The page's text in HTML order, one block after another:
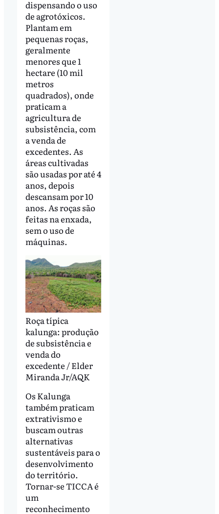
dispensando o uso
de agrotóxicos.
Plantam em
pequenas roças,
geralmente
menores que 1
hectare (10 mil
metros
quadrados), onde
praticam a
agricultura de
subsistência, com
a venda de
excedentes. As
áreas cultivadas
são usadas por até 4
anos, depois
descansam por 10
anos. As roças são
feitas na enxada,
sem o uso de
máquinas.
Roça típica
kalunga: produção
de subsistência e
venda do
excedente / Elder
Miranda Jr/AQK
Os Kalunga
também praticam
extrativismo e
buscam outras
alternativas
sustentáveis para o
desenvolvimento
do território.
Tornar-se TICCA é
um
reconhecimento